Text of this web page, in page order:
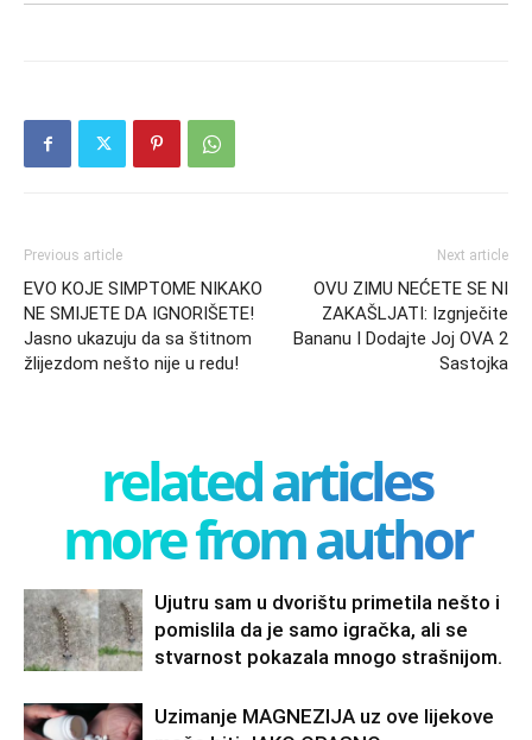
Previous article
EVO KOJE SIMPTOME NIKAKO
NE SMIJETE DA IGNORIŠETE!
Jasno ukazuju da sa štitnom
žlijezdom nešto nije u redu!
Next article
OVU ZIMU NEĆETE SE NI
ZAKAŠLJATI: Izgnječite
Bananu I Dodajte Joj OVA 2
Sastojka
related articles
more from author
Ujutru sam u dvorištu primetila nešto i
pomislila da je samo igračka, ali se
stvarnost pokazala mnogo strašnijom.
Uzimanje MAGNEZIJA uz ove lijekove